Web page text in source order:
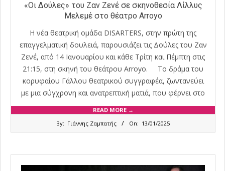
«Οι Δούλες» του Ζαν Ζενέ σε σκηνοθεσία Λίλλυς
Μελεμέ στο θέατρο Arroyo
Η νέα θεατρική ομάδα DISARTERS, στην πρώτη της
επαγγελματική δουλειά, παρουσιάζει τις Δούλες του Ζαν
Ζενέ, από 14 Ιανουαρίου και κάθε Τρίτη και Πέμπτη στις
21:15, στη σκηνή του θεάτρου Arroyo. Το δράμα του
κορυφαίου Γάλλου θεατρικού συγγραφέα, ζωντανεύει
με μια σύγχρονη και ανατρεπτική ματιά, που φέρνει στο
READ MORE →
By: Γιάννης Ζαμπατής On: 13/01/2025